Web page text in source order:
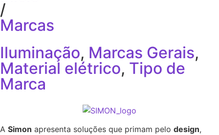
/
Marcas
Iluminação, Marcas Gerais,
Material elétrico, Tipo de
Marca
A Simon apresenta soluções que primam pelo design,